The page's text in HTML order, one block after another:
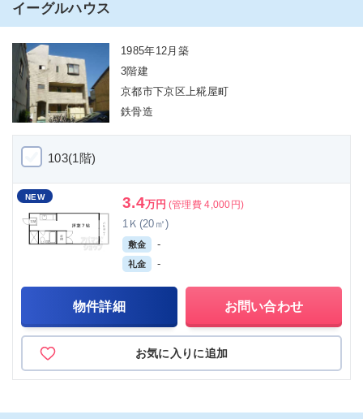
イーグルハウス
1985年12月築
3階建
京都市下京区上糀屋町
鉄骨造
103(1階)
NEW 3.4万円 (管理費 4,000円)
1Ｋ(20㎡)
敷金 -
礼金 -
物件詳細 お問い合わせ
お気に入りに追加